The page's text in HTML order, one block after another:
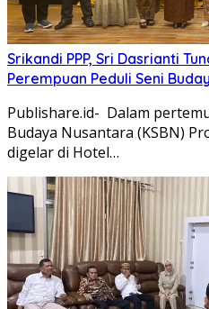
Srikandi PPP, Sri Dasrianti
Perempuan Peduli Seni
Publishare.id- Dalam
Budaya Nusantara (KSBN)
digelar di Hotel…